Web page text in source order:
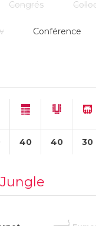
Congrés
Conférence
40 40 30